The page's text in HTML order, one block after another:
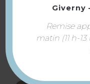
chemins
Giverny
Remise
matin (11 h-